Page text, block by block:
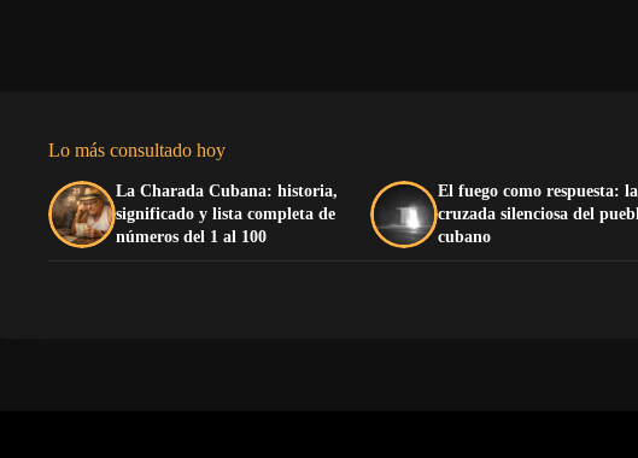
Lo más consultado hoy
La Charada Cubana: historia,
significado y lista completa de
números del 1 al 100
El fuego como respuesta: la
cruzada silenciosa del
cubano